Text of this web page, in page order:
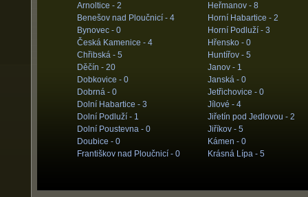
Arnoltice - 2
Benešov nad Ploučnicí - 4
Bynovec - 0
Česká Kamenice - 4
Chřibská - 5
Děčín - 20
Dobkovice - 0
Dobrná - 0
Dolní Habartice - 3
Dolní Podluží - 1
Dolní Poustevna - 0
Doubice - 0
Františkov nad Ploučnicí - 0
Heřmanov - 8
Horní Habartice - 2
Horní Podluží - 3
Hřensko - 0
Huntířov - 5
Janov - 1
Janská - 0
Jetřichovice - 0
Jílové - 4
Jiřetín pod Jedlovou - 2
Jiříkov - 5
Kámen - 0
Krásná Lípa - 5